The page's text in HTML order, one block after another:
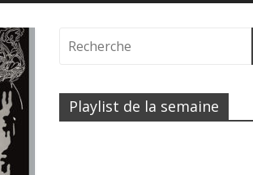
Playlist de la semaine